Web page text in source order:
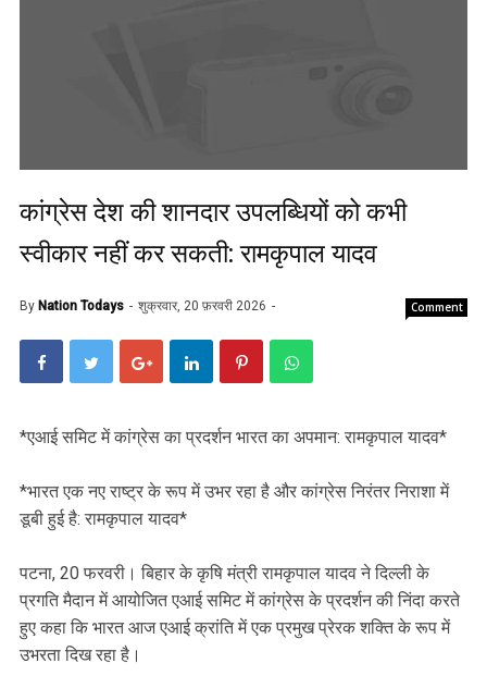
कांग्रेस देश की शानदार उपलब्धियों को कभी
स्वीकार नहीं कर सकती: रामकृपाल यादव
By Nation Todays शुक्रवार, 20 फ़रवरी 2026 Comment
*एआई समिट में कांग्रेस का प्रदर्शन भारत का अपमान: रामकृपाल यादव*
*भारत एक नए राष्ट्र के रूप में उभर रहा है और कांग्रेस निरंतर निराशा में
डूबी हुई है: रामकृपाल यादव*
पटना, 20 फरवरी। बिहार के कृषि मंत्री रामकृपाल यादव ने दिल्ली के
प्रगति मैदान में आयोजित एआई समिट में कांग्रेस के प्रदर्शन की निंदा करते
हुए कहा कि भारत आज एआई क्रांति में एक प्रमुख प्रेरक शक्ति के रूप में
उभरता दिख रहा है।